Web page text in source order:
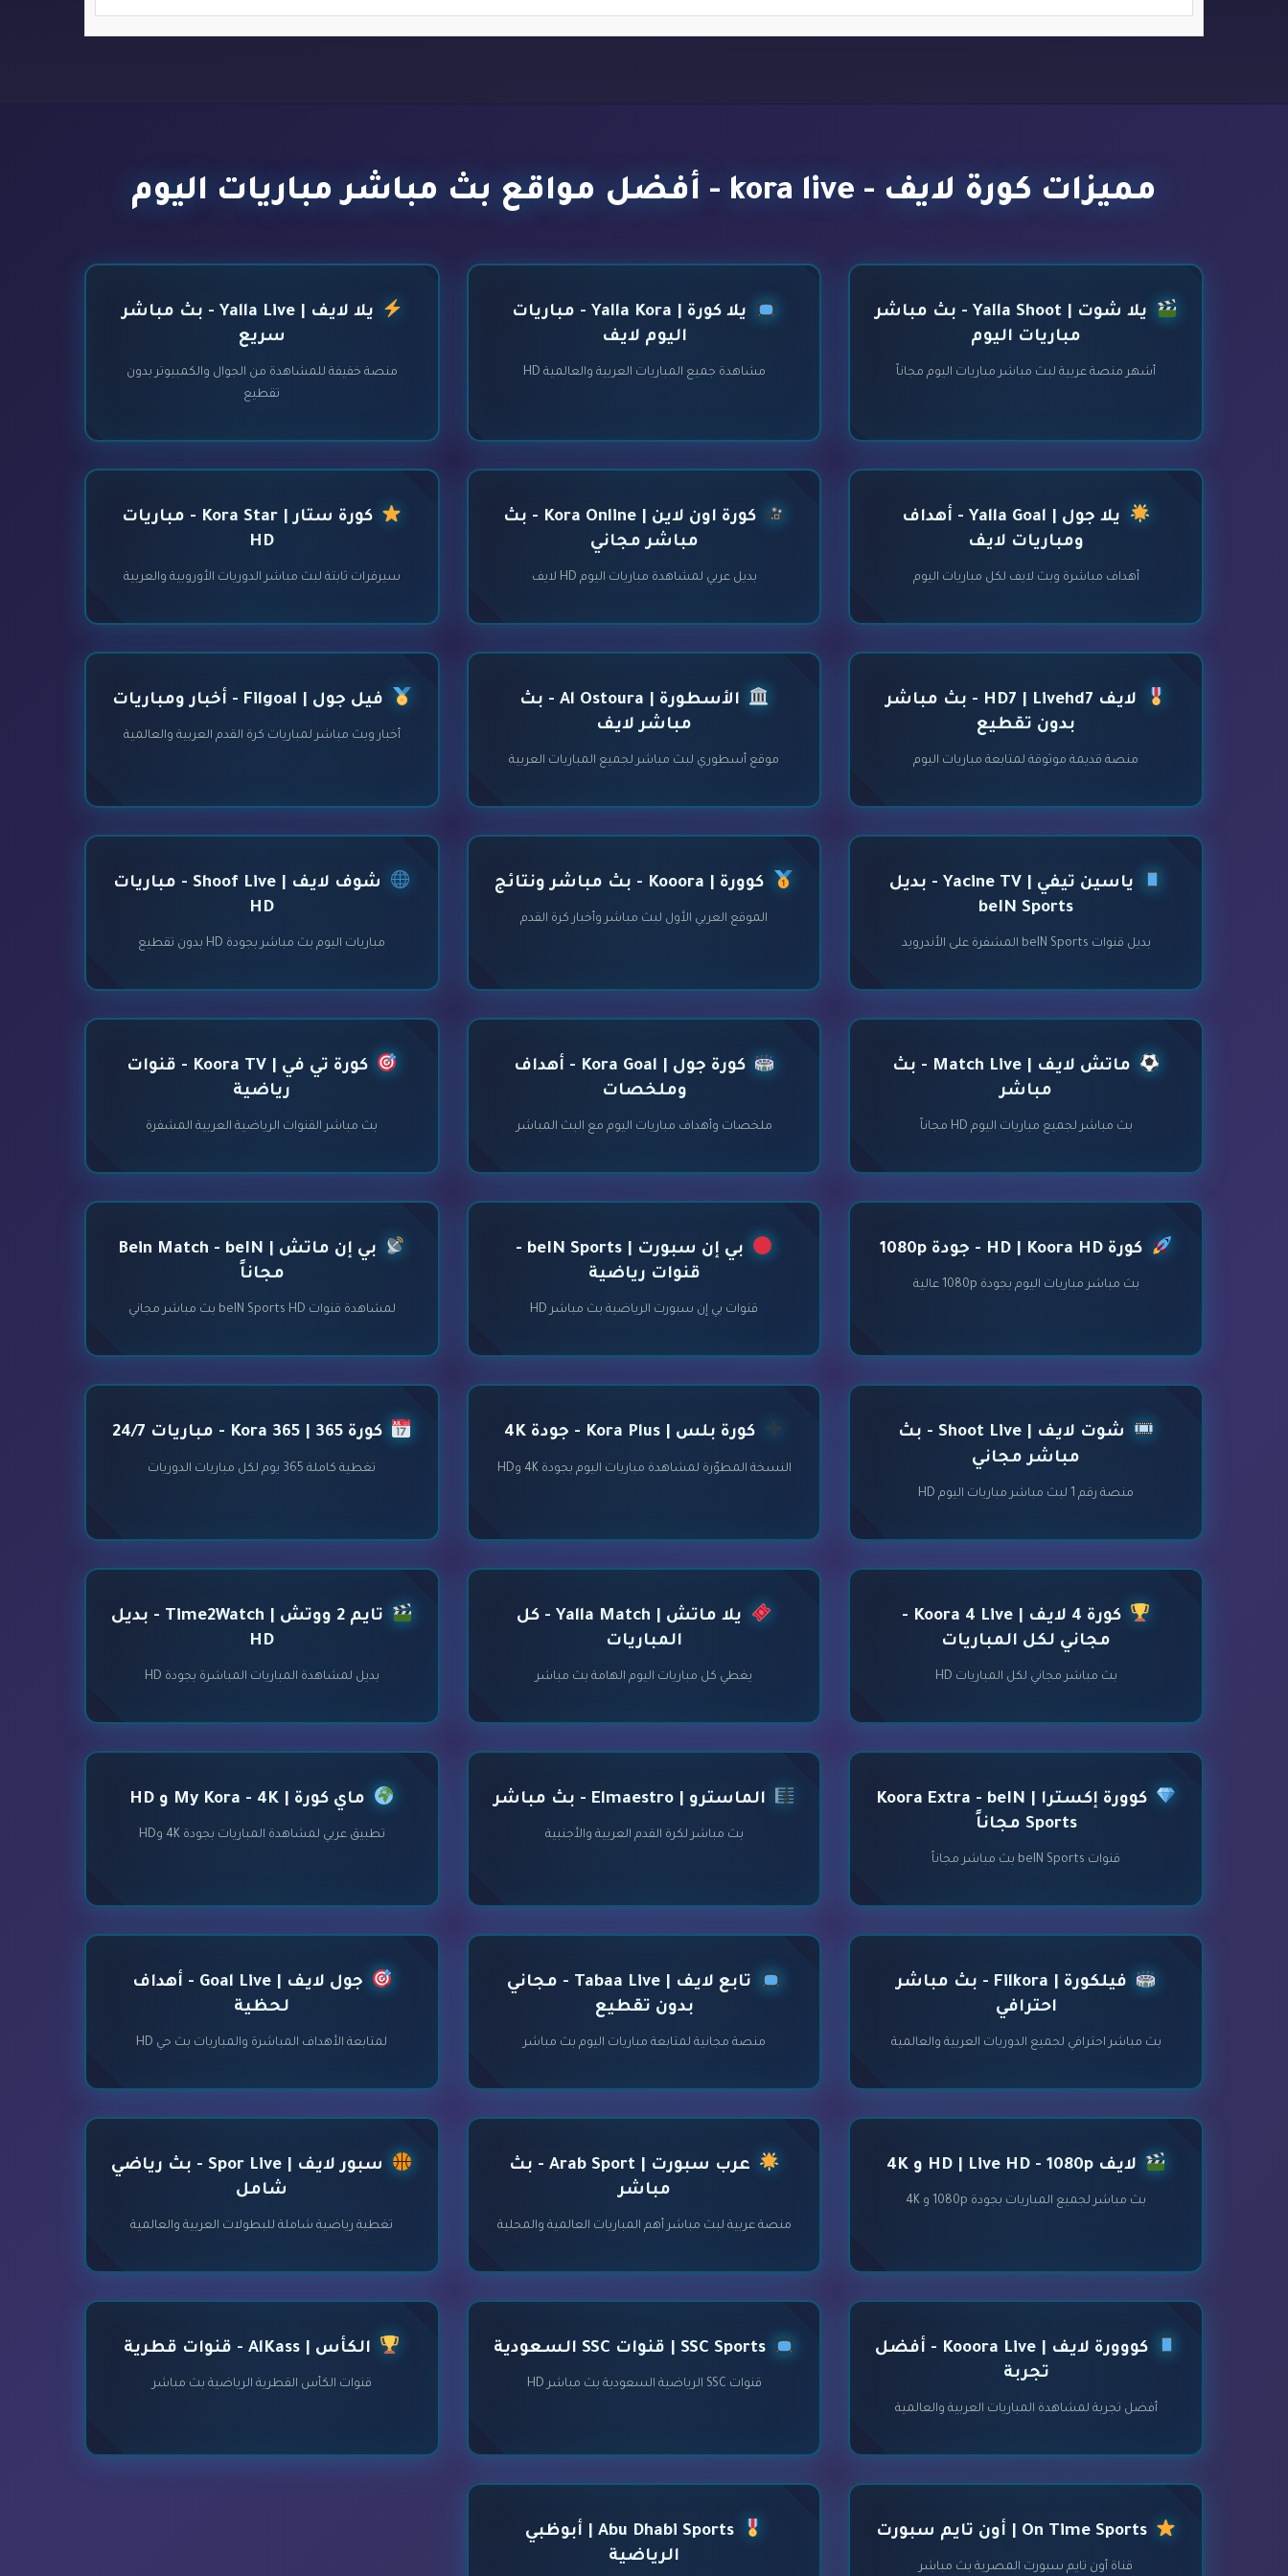
مميزات كورة لايف - kora live - أفضل مواقع بث مباشر مباريات اليوم
يلا شوت | Yalla Shoot - بث مباشر
مباريات اليوم
أشهر منصة عربية لبث مباشر مباريات اليوم مجاناً
يلا كورة | Yalla Kora - مباريات
اليوم لايف
مشاهدة جميع المباريات العربية والعالمية HD
يلا لايف | Yalla Live - بث مباشر
سريع
منصة خفيفة للمشاهدة من الجوال والكمبيوتر بدون
تقطيع
يلا جول | Yalla Goal - أهداف
ومباريات لايف
أهداف مباشرة وبث لايف لكل مباريات اليوم
كورة اون لاين | Kora Online - بث
مباشر مجاني
بديل عربي لمشاهدة مباريات اليوم HD لايف
كورة ستار | Kora Star - مباريات
HD
سيرفرات ثابتة لبث مباشر الدوريات الأوروبية والعربية
لايف HD7 | Livehd7 - بث مباشر
بدون تقطيع
منصة قديمة موثوقة لمتابعة مباريات اليوم
الأسطورة | Al Ostoura - بث
مباشر لايف
موقع أسطوري لبث مباشر لجميع المباريات العربية
فيل جول | Filgoal - أخبار ومباريات
أخبار وبث مباشر لمباريات كرة القدم العربية والعالمية
ياسين تيفي | Yacine TV - بديل
beIN Sports
بديل قنوات beIN Sports المشفرة على الأندرويد
كوورة | Kooora - بث مباشر ونتائج
الموقع العربي الأول لبث مباشر وأخبار كرة القدم
شوف لايف | Shoof Live - مباريات
HD
مباريات اليوم بث مباشر بجودة HD بدون تقطيع
ماتش لايف | Match Live - بث
مباشر
بث مباشر لجميع مباريات اليوم HD مجاناً
كورة جول | Kora Goal - أهداف
وملخصات
ملخصات وأهداف مباريات اليوم مع البث المباشر
كورة تي في | Koora TV - قنوات
رياضية
بث مباشر القنوات الرياضية العربية المشفرة
كورة HD | Koora HD - جودة 1080p
بث مباشر مباريات اليوم بجودة 1080p عالية
بي إن سبورت | beIN Sports -
قنوات رياضية
قنوات بي إن سبورت الرياضية بث مباشر HD
بي إن ماتش | Bein Match - beIN
مجاناً
لمشاهدة قنوات beIN Sports HD بث مباشر مجاني
شوت لايف | Shoot Live - بث
مباشر مجاني
منصة رقم 1 لبث مباشر مباريات اليوم HD
كورة بلس | Kora Plus - جودة 4K
النسخة المطوّرة لمشاهدة مباريات اليوم بجودة 4K وHD
كورة 365 | Kora 365 - مباريات 24/7
تغطية كاملة 365 يوم لكل مباريات الدوريات
كورة 4 لايف | Koora 4 Live -
مجاني لكل المباريات
بث مباشر مجاني لكل المباريات HD
يلا ماتش | Yalla Match - كل
المباريات
يغطي كل مباريات اليوم الهامة بث مباشر
تايم 2 ووتش | Time2Watch - بديل
HD
بديل لمشاهدة المباريات المباشرة بجودة HD
كوورة إكسترا | Koora Extra - beIN
Sports مجاناً
قنوات beIN Sports بث مباشر مجاناً
الماسترو | Elmaestro - بث مباشر
بث مباشر لكرة القدم العربية والأجنبية
ماي كورة | My Kora - 4K و HD
تطبيق عربي لمشاهدة المباريات بجودة 4K وHD
فيلكورة | Filkora - بث مباشر
احترافي
بث مباشر احترافي لجميع الدوريات العربية والعالمية
تابع لايف | Tabaa Live - مجاني
بدون تقطيع
منصة مجانية لمتابعة مباريات اليوم بث مباشر
جول لايف | Goal Live - أهداف
لحظية
لمتابعة الأهداف المباشرة والمباريات بث حي HD
لايف HD | Live HD - 1080p و 4K
بث مباشر لجميع المباريات بجودة 1080p و 4K
عرب سبورت | Arab Sport - بث
مباشر
منصة عربية لبث مباشر أهم المباريات العالمية والمحلية
سبور لايف | Spor Live - بث رياضي
شامل
تغطية رياضية شاملة للبطولات العربية والعالمية
كووورة لايف | Kooora Live - أفضل
تجربة
أفضل تجربة لمشاهدة المباريات العربية والعالمية
SSC Sports | قنوات SSC السعودية
قنوات SSC الرياضية السعودية بث مباشر HD
الكأس | AlKass - قنوات قطرية
قنوات الكأس القطرية الرياضية بث مباشر
On Time Sports | أون تايم سبورت
قناة أون تايم سبورت المصرية بث مباشر
Abu Dhabi Sports | أبوظبي
الرياضية